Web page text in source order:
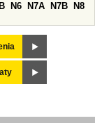
N6 N7A N7B
N8